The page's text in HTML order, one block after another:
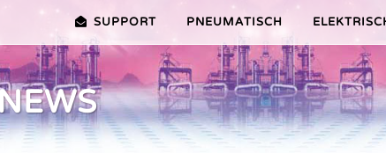
SUPPORT PNEUMATISCH
VORTEILE EDITION 2010
ER PREMIER-SERIE (20-100NM)
VORTEILE ER PLUS-SERIE
VRX/VSX/VTX-
VORTEILE V-SERIE